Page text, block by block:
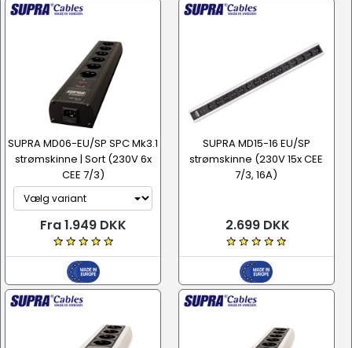
SUPRA MD06-EU/SP SPC Mk3.1
strømskinne | Sort (230V 6x
CEE 7/3)
Fra 1.949 DKK
SUPRA MD15-16 EU/SP
strømskinne (230V 15x CEE
7/3, 16A)
2.699 DKK